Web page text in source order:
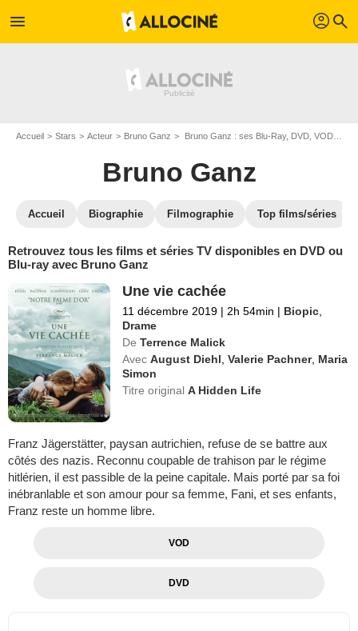
menu profil search
Accueil Stars Acteur Bruno Ganz Bruno Ganz : ses Blu-Ray, DVD, VOD, SVOD
Bruno Ganz
Accueil Biographie Filmographie Top films/séries
Retrouvez tous les films et séries TV disponibles en DVD ou
Blu-ray avec Bruno Ganz
Une vie cachée
11 décembre 2019 | 2h 54min | Biopic
Drame
De Terrence Malick
Avec August Diehl ,Valerie Pachner, Maria
Simon
Titre originalA Hidden Life
Franz Jägerstätter, paysan autrichien, refuse de se battre aux
côtés des nazis. Reconnu coupable de trahison par le régime
hitlérien, il est passible de la peine capitale. Mais porté par sa foi
inébranlable et son amour pour sa femme, Fani, et ses enfants,
Franz reste un homme libre.
VOD
DVD